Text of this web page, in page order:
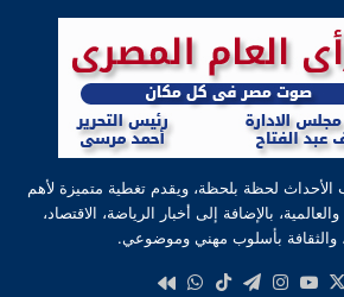
لحظة بلحظة، ويقدم تغطية متميزة لأهم
والعالمية، بالإضافة إلى أخبار الرياضة، الاقتصاد،
والثقافة بأسلوب مهني وموضوعي.
فيسبوك
‫X
‫YouTube
انستقرام
تيلقرام‫TikTokواتساب